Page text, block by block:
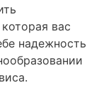
вас
надежность